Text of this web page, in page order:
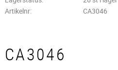
Artikelnr
CA3046
CA3046